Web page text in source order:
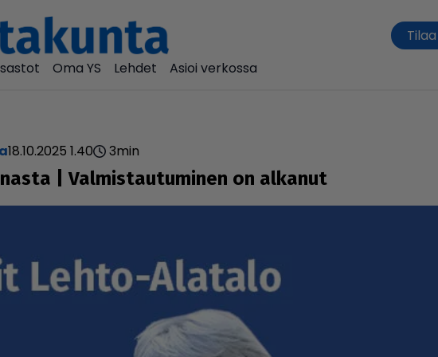
Tilaa
Oma YS Lehdet Asioi verkossa
18.10.2025 1.40 3min
| Val­mis­tau­tu­mi­nen on alkanut